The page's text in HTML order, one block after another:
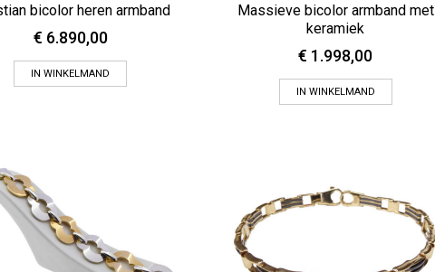
bicolor heren armband
€ 6.890,00
IN WINKELMAND
Massieve bicolor armband met
keramiek
€ 1.998,00
IN WINKELMAND